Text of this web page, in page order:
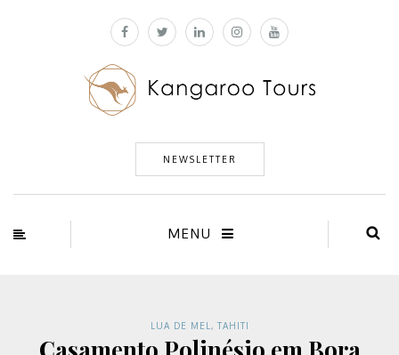
NEWSLETTER
MENU
LUA DE MEL , TAHITI
Casamento Polinésio em Bora